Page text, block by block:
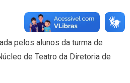
pelos alunos da turma de
de Teatro da Diretoria de